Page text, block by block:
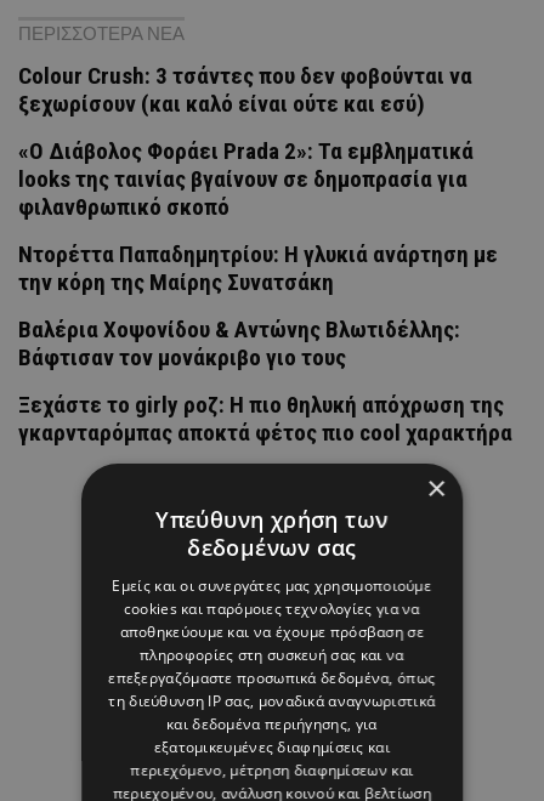
ΠΕΡΙΣΣΟΤΕΡΑ ΝΕΑ
Colour Crush: 3 τσάντες που δεν φοβούνται να
ξεχωρίσουν (και καλό είναι ούτε και εσύ)
«Ο Διάβολος Φοράει Prada 2»: Τα εμβληματικά
looks της ταινίας βγαίνουν σε δημοπρασία για
φιλανθρωπικό σκοπό
Ντορέττα Παπαδημητρίου: Η γλυκιά ανάρτηση με
την κόρη της Μαίρης Συνατσάκη
Βαλέρια Χοψονίδου & Αντώνης Βλωτιδέλλης:
Βάφτισαν τον μονάκριβο γιο τους
Ξεχάστε το girly ροζ: Η πιο θηλυκή απόχρωση της
γκαρνταρόμπας αποκτά φέτος πιο cool χαρακτήρα
×
Υπεύθυνη χρήση των
δεδομένων σας
Εμείς και οι συνεργάτες μας χρησιμοποιούμε
cookies και παρόμοιες τεχνολογίες για να
αποθηκεύουμε και να έχουμε πρόσβαση σε
πληροφορίες στη συσκευή σας και να
επεξεργαζόμαστε προσωπικά δεδομένα, όπως
τη διεύθυνση IP σας, μοναδικά αναγνωριστικά
και δεδομένα περιήγησης, για
εξατομικευμένες διαφημίσεις και
περιεχόμενο, μέτρηση διαφημίσεων και
περιεχομένου, ανάλυση κοινού και βελτίωση